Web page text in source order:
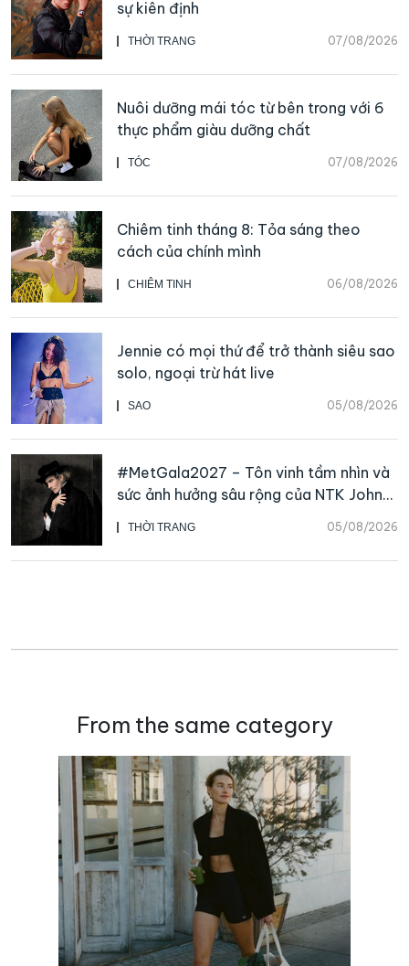
THỜI TRANG 07/08/2026
sự kiên định
TÓC 07/08/2026
Nuôi dưỡng mái tóc từ bên trong với 6
thực phẩm giàu dưỡng chất
CHIÊM TINH 06/08/2026
Chiêm tinh tháng 8: Tỏa sáng theo
cách của chính mình
SAO 05/08/2026
Jennie có mọi thứ để trở thành siêu sao
solo, ngoại trừ hát live
THỜI TRANG 05/08/2026
#MetGala2027 – Tôn vinh tầm nhìn và
sức ảnh hưởng sâu rộng của NTK John
Galliano
From the same category